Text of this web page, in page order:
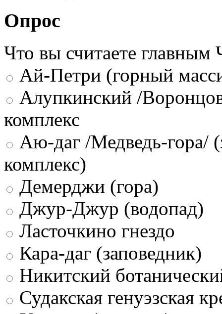
Опрос
Что вы считаете
Ай-Петри (горный
Алупкинский /
комплекс
Аю-даг /Медведь-гора/
комплекс)
Демерджи (гора)
Джур-Джур (водопад)
Ласточкино гнездо
Кара-даг (заповедник)
Никитский
Судакская генуэзская